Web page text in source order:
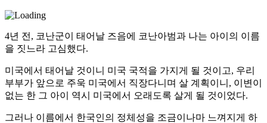
4년 전, 코난군이 태어날 즈음에 코난아범과 나는 아이의 이름
을 짓느라 고심했다.
미국에서 태어날 것이니 미국 국적을 가지게 될 것이고, 우리
부부가 앞으로 주욱 미국에서 직장다니며 살 계획이니, 이변이
없는 한 그 아이 역시 미국에서 오래도록 살게 될 것이었다.
그러나 이름에서 한국인의 정체성을 조금이나마 느껴지게 하